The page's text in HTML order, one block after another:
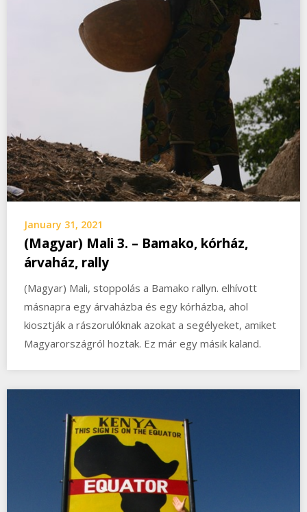
January 31, 2021
(Magyar) Mali 3. – Bamako, kórház,
árvaház, rally
(Magyar) Mali, stoppolás a Bamako rallyn. elhívott
másnapra egy árvaházba és egy kórházba, ahol
kiosztják a rászorulóknak azokat a segélyeket, amiket
Magyarországról hoztak. Ez már egy másik kaland.